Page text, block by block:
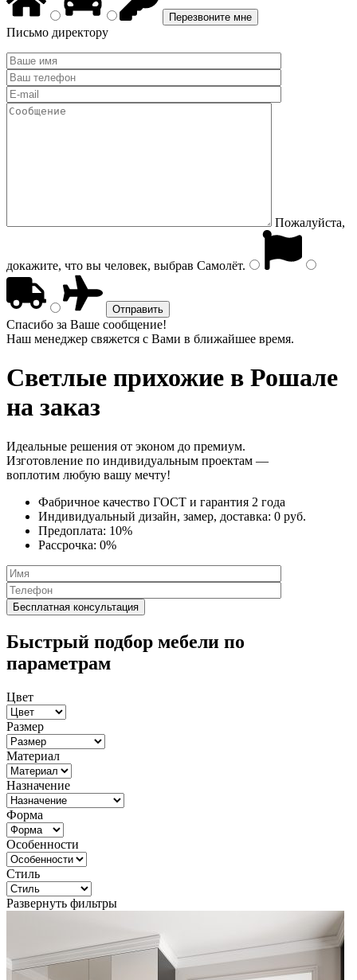
Письмо директору
Пожалуйста,
докажите, что вы человек, выбрав Самолёт.
Спасибо за Ваше сообщение!
Наш менеджер свяжется с Вами в ближайшее время.
Светлые прихожие в Рошале
на заказ
Идеальные решения от эконом до премиум.
Изготовление по индивидуальным проектам —
воплотим любую вашу мечту!
Фабричное качество ГОСТ и гарантия 2 года
Индивидуальный дизайн, замер, доставка: 0 руб.
Предоплата: 10%
Рассрочка: 0%
Быстрый подбор мебели по
параметрам
Цвет
Размер
Материал
Назначение
Форма
Особенности
Стиль
Развернуть фильтры